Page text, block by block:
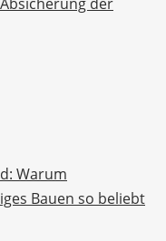
Warum
Bauen so beliebt